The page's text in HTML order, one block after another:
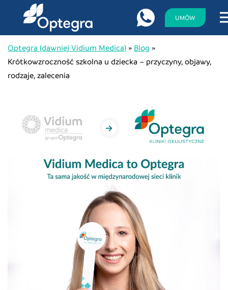
UMÓW
Optegra (dawniej Vidium Medica) » Blog »
Krótkowzroczność szkolna u dziecka – przyczyny, objawy,
rodzaje, zalecenia